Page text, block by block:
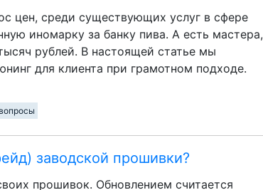
цен, среди существующих услуг в сфере
иномарку за банку пива. А есть мастера,
рублей. В настоящей статье мы
для клиента при грамотном подходе.
заводской прошивки?
прошивок. Обновлением считается